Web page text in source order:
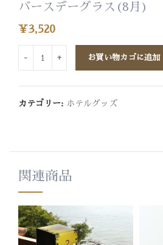
バースデーグラス(8月)
¥3,520
お買い物カゴに追加
カテゴリー: ホテルグッズ
関連商品